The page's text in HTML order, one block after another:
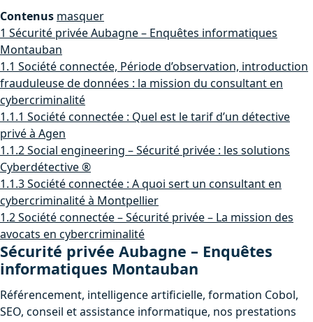
Contenus masquer
1 Sécurité privée Aubagne – Enquêtes informatiques
Montauban
1.1 Société connectée, Période d’observation, introduction
frauduleuse de données : la mission du consultant en
cybercriminalité
1.1.1 Société connectée : Quel est le tarif d’un détective
privé à Agen
1.1.2Social engineering – Sécurité privée : les solutions
Cyberdétective ®
1.1.3Société connectée : A quoi sert un consultant en
cybercriminalité à Montpellier
1.2Société connectée – Sécurité privée – La mission des
avocats en cybercriminalité
Sécurité privée Aubagne – Enquêtes
informatiques Montauban
Référencement, intelligence artificielle, formation Cobol,
SEO, conseil et assistance informatique, nos prestations